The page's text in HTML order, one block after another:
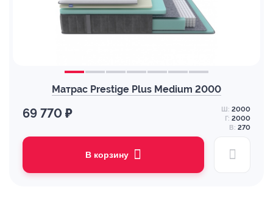
Матрас Prestige Plus Medium 2000
69 770 ₽ Ш: 2000
Г: 2000
В: 270
В корзину